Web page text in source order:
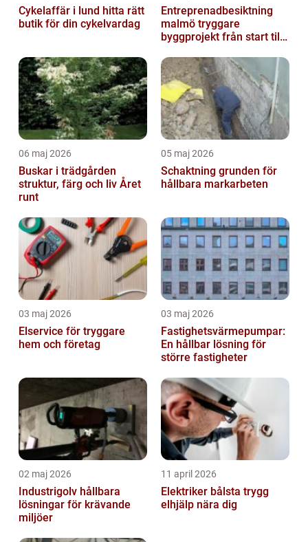
Cykelaffär i lund hitta rätt
butik för din cykelvardag
Entreprenadbesiktning
malmö tryggare
byggprojekt från start till
06 maj 2026
Buskar i trädgården
struktur, färg och liv Året
runt
05 maj 2026
Schaktning grunden för
hållbara markarbeten
03 maj 2026
Elservice för tryggare
hem och företag
03 maj 2026
Fastighetsvärmepumpar:
En hållbar lösning för
större fastigheter
02 maj 2026
Industrigolv hållbara
lösningar för krävande
miljöer
11 april 2026
Elektriker bålsta trygg
elhjälp nära dig